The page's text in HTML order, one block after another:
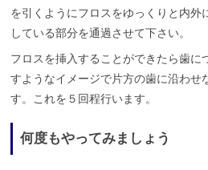
を引くようにフロスをゆっくりと内外
している部分を通過させて下さい。
フロスを挿入することができたら歯に
すようなイメージで片方の歯に沿わせ
す。これを５回程行います。
何度もやってみましょう